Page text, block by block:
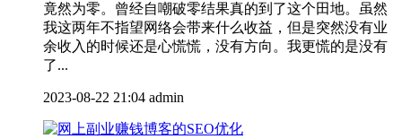
竟然为零。曾经自嘲破零结果真的到了这个田地。虽然
我这两年不指望网络会带来什么收益，但是突然没有业
余收入的时候还是心慌慌，没有方向。我更慌的是没有
了...
2023-08-22 21:04 admin